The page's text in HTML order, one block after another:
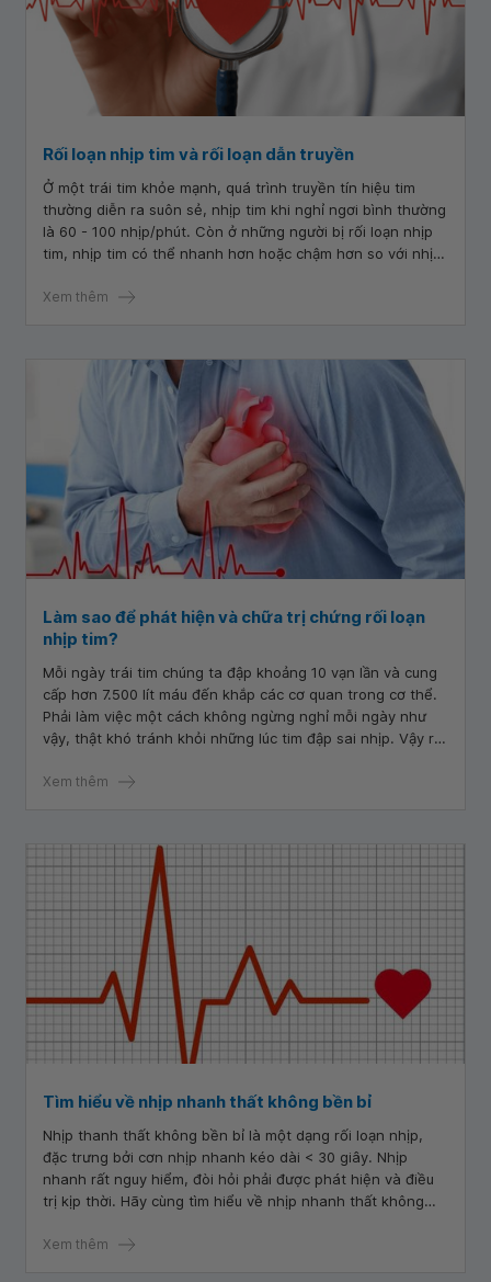
Rối loạn nhịp tim và rối loạn dẫn truyền
Ở một trái tim khỏe mạnh, quá trình truyền tín hiệu tim
thường diễn ra suôn sẻ, nhịp tim khi nghỉ ngơi bình thường
là 60 - 100 nhịp/phút. Còn ở những người bị rối loạn nhịp
tim, nhịp tim có thể nhanh hơn hoặc chậm hơn so với nhịp
triệu chứng khó chịu, đe dọa tính mạng người bệnh.
Xem thêm
Làm sao để phát hiện và chữa trị chứng rối loạn
nhịp tim?
Mỗi ngày trái tim chúng ta đập khoảng 10 vạn lần và cung
cấp hơn 7.500 lít máu đến khắp các cơ quan trong cơ thể.
Phải làm việc một cách không ngừng nghỉ mỗi ngày như
vậy, thật khó tránh khỏi những lúc tim đập sai nhịp. Vậy rối
Xem thêm
Tìm hiểu về nhịp nhanh thất không bền bỉ
Nhịp thanh thất không bền bỉ là một dạng rối loạn nhịp,
đặc trưng bởi cơn nhịp nhanh kéo dài < 30 giây. Nhịp
nhanh rất nguy hiểm, đòi hỏi phải được phát hiện và điều
trị kịp thời. Hãy cùng tìm hiểu về nhịp nhanh thất không
Xem thêm